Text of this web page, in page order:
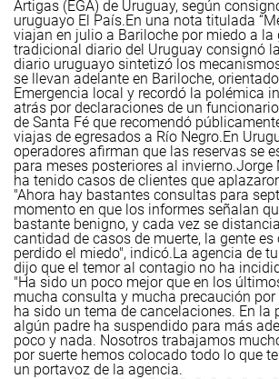
Artigas (EGA) de Uruguay, según
uruguayo El País.En una nota titulada
viajan en julio a Bariloche por miedo a la
tradicional diario del Uruguay consignó
diario uruguayo sintetizó los
se llevan adelante en Bariloche,
Emergencia local y recordó la polémica
atrás por declaraciones de un
de Santa Fé que recomendó
viajas de egresados a Río Negro.En
operadores afirman que las reservas se
para meses posteriores al invierno.Jorge
ha tenido casos de clientes que
"Ahora hay bastantes consultas para
momento en que los informes señalan
bastante benigno, y cada vez se
cantidad de casos de muerte, la gente es
perdido el miedo", indicó.La agencia de
dijo que el temor al contagio no ha
"Ha sido un poco mejor que en los
mucha consulta y mucha precaución por
ha sido un tema de cancelaciones. En la
algún padre ha suspendido para más
poco y nada. Nosotros trabajamos
por suerte hemos colocado todo lo que
un portavoz de la agencia.